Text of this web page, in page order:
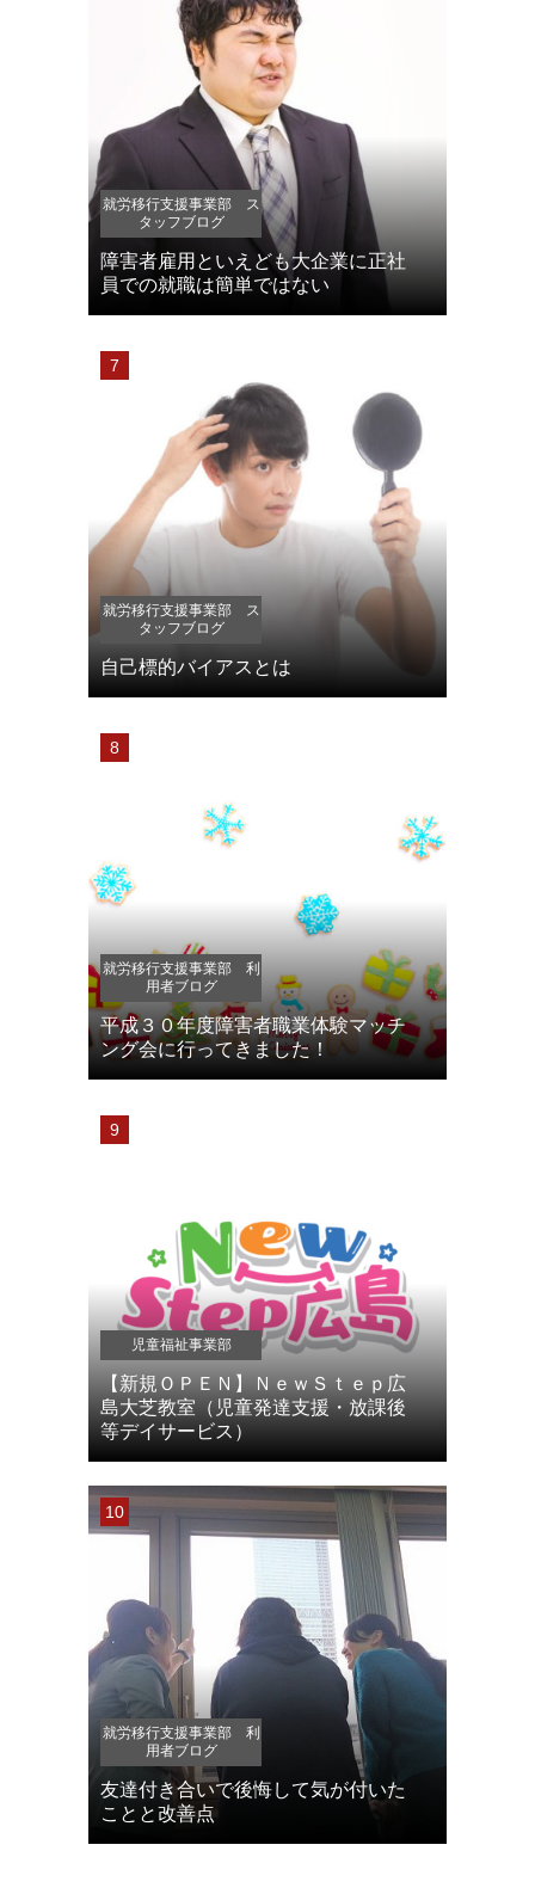
就労移行支援事業部 ス
タッフブログ
障害者雇用といえども大企業に正社
員での就職は簡単ではない
就労移行支援事業部 ス
タッフブログ
自己標的バイアスとは
就労移行支援事業部 利
用者ブログ
平成３０年度障害者職業体験マッチ
ング会に行ってきました！
児童福祉事業部
【新規ＯＰＥＮ】ＮｅｗＳｔｅｐ広
島大芝教室（児童発達支援・放課後
等デイサービス）
就労移行支援事業部 利
用者ブログ
友達付き合いで後悔して気が付いた
ことと改善点